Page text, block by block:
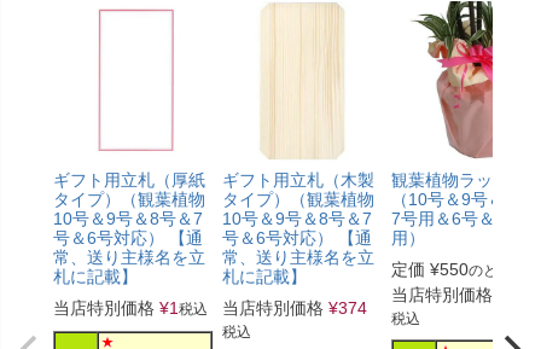
ギフト用立札（厚紙
タイプ）（観葉植物
10号＆9号＆8号＆7
号＆6号対応） 【通
常、送り主様名を立
札に記載】
当店特別価格 ¥1 税込
ギフト用立札（木製
タイプ）（観葉植物
10号＆9号＆8号＆7
号＆6号対応） 【通
常、送り主様名を立
札に記載】
当店特別価格 ¥374
税込
観葉植物ラッピン
（10号＆9号＆8号
7号用＆6号＆5号
用）
定価 ¥550のところ
当店特別価格
税込